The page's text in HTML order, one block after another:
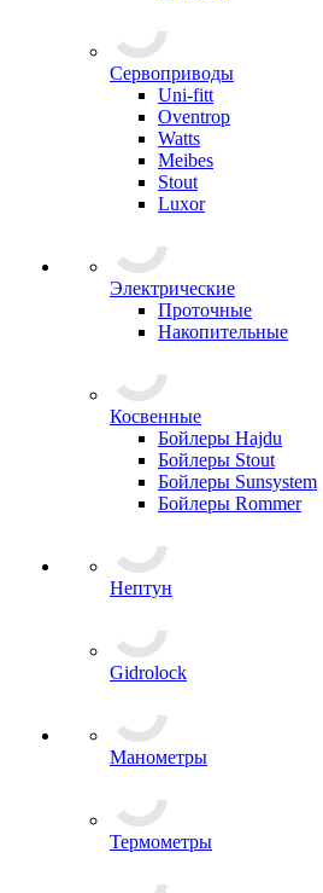
Сервоприводы
Uni-fitt
Oventrop
Watts
Meibes
Stout
Luxor
Электрические
Проточные
Накопительные
Косвенные
Бойлеры Hajdu
Бойлеры Stout
Бойлеры Sunsystem
Бойлеры Rommer
Нептун
Gidrolock
Манометры
Термометры